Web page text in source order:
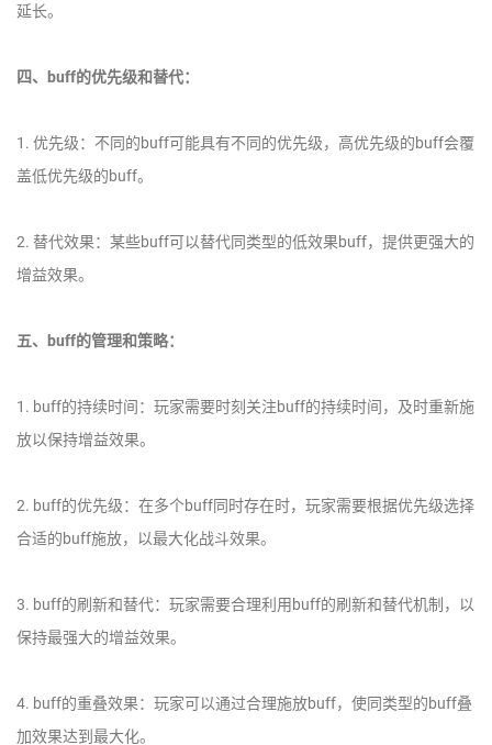
延长。
四、buff的优先级和替代：
1. 优先级：不同的buff可能具有不同的优先级，高优先级的buff会覆
盖低优先级的buff。
2. 替代效果：某些buff可以替代同类型的低效果buff，提供更强大的
增益效果。
五、buff的管理和策略：
1. buff的持续时间：玩家需要时刻关注buff的持续时间，及时重新施
放以保持增益效果。
2. buff的优先级：在多个buff同时存在时，玩家需要根据优先级选择
合适的buff施放，以最大化战斗效果。
3. buff的刷新和替代：玩家需要合理利用buff的刷新和替代机制，以
保持最强大的增益效果。
4. buff的重叠效果：玩家可以通过合理施放buff，使同类型的buff叠
加效果达到最大化。